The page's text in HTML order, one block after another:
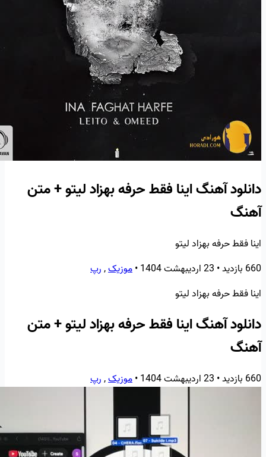
دانلود آهنگ اینا فقط حرفه بهزاد لیتو + متن
آهنگ
اینا فقط حرفه بهزاد لیتو
660 بازدید
• 23 اردیبهشت 1404 •موزیک,رپ
اینا فقط حرفه بهزاد لیتو
دانلود آهنگ اینا فقط حرفه بهزاد لیتو + متن
آهنگ
660 بازدید • 23 اردیبهشت 1404 •موزیک,رپ